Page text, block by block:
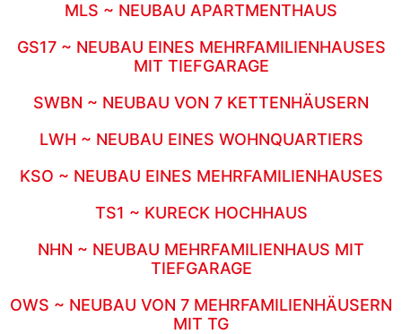
MLS ~ NEUBAU APARTMENTHAUS
GS17 ~ NEUBAU EINES MEHRFAMILIENHAUSES
MIT TIEFGARAGE
SWBN ~ NEUBAU VON 7 KETTENHÄUSERN
LWH ~ NEUBAU EINES WOHNQUARTIERS
KSO ~ NEUBAU EINES MEHRFAMILIENHAUSES
TS1 ~ KURECK HOCHHAUS
NHN ~ NEUBAU MEHRFAMILIENHAUS MIT
TIEFGARAGE
OWS ~ NEUBAU VON 7 MEHRFAMILIENHÄUSERN
MIT TG